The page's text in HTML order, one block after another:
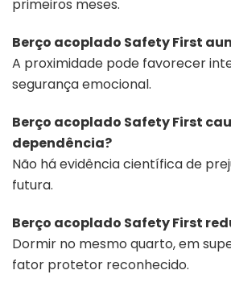
primeiros meses.
Berço acoplado Safety First
A proximidade pode favorecer
segurança emocional.
Berço acoplado Safety First
dependência?
Não há evidência científica de
futura.
Berço acoplado Safety First
Dormir no mesmo quarto, em
fator protetor reconhecido.